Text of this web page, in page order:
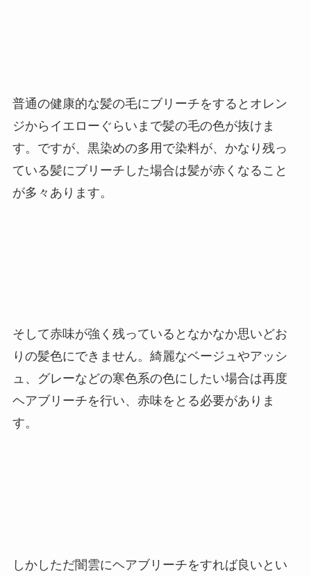
普通の健康的な髪の毛にブリーチをするとオレン
ジからイエローぐらいまで髪の毛の色が抜けま
す。ですが、黒染めの多用で染料が、かなり残っ
ている髪にブリーチした場合は髪が赤くなること
が多々あります。
そして赤味が強く残っているとなかなか思いどお
りの髪色にできません。綺麗なベージュやアッシ
ュ、グレーなどの寒色系の色にしたい場合は再度
ヘアブリーチを行い、赤味をとる必要がありま
す。
しかしただ闇雲にヘアブリーチをすれば良いとい